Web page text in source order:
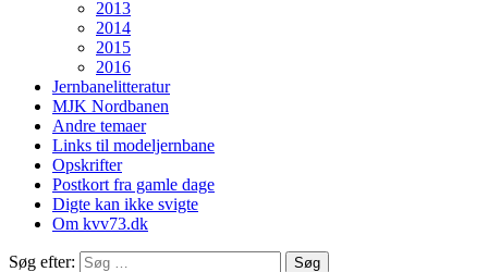
2013
2014
2015
2016
Jernbanelitteratur
MJK Nordbanen
Andre temaer
Links til modeljernbane
Opskrifter
Postkort fra gamle dage
Digte kan ikke svigte
Om kvv73.dk
Søg efter: